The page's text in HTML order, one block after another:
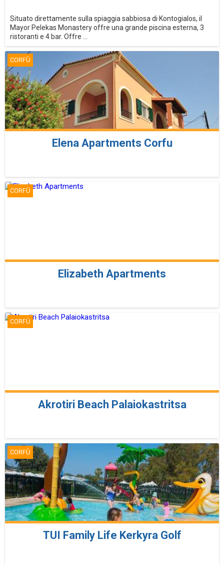
Situato direttamente sulla spiaggia sabbiosa di Kontogialos, il
Mayor Pelekas Monastery offre una grande piscina esterna, 3
ristoranti e 4 bar. Offre ...
CORFÙ
Elena Apartments Corfu
CORFÙ
Elizabeth Apartments
CORFÙ
Akrotiri Beach Palaiokastritsa
CORFÙ
TUI Family Life Kerkyra Golf